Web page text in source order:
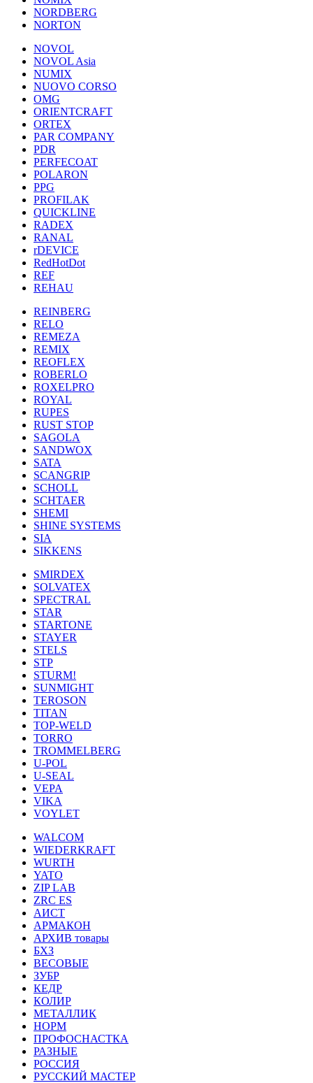
NORDBERG
NORTON
NOVOL
NOVOL Asia
NUMIX
NUOVO CORSO
OMG
ORIENTCRAFT
ORTEX
PAR COMPANY
PDR
PERFECOAT
POLARON
PPG
PROFILAK
QUICKLINE
RADEX
RANAL
rDEVICE
RedHotDot
REF
REHAU
REINBERG
RELO
REMEZA
REMIX
REOFLEX
ROBERLO
ROXELPRO
ROYAL
RUPES
RUST STOP
SAGOLA
SANDWOX
SATA
SCANGRIP
SCHOLL
SCHTAER
SHEMI
SHINE SYSTEMS
SIA
SIKKENS
SMIRDEX
SOLVATEX
SPECTRAL
STAR
STARTONE
STAYER
STELS
STP
STURM!
SUNMIGHT
TEROSON
TITAN
TOP-WELD
TORRO
TROMMELBERG
U-POL
U-SEAL
VEPA
VIKA
VOYLET
WALCOM
WIEDERKRAFT
WURTH
YATO
ZIP LAB
ZRC ES
АИСТ
АРМАКОН
АРХИВ товары
БХЗ
ВЕСОВЫЕ
ЗУБР
КЕДР
КОЛИР
МЕТАЛЛИК
НОРМ
ПРОФОСНАСТКА
РАЗНЫЕ
РОССИЯ
РУССКИЙ МАСТЕР